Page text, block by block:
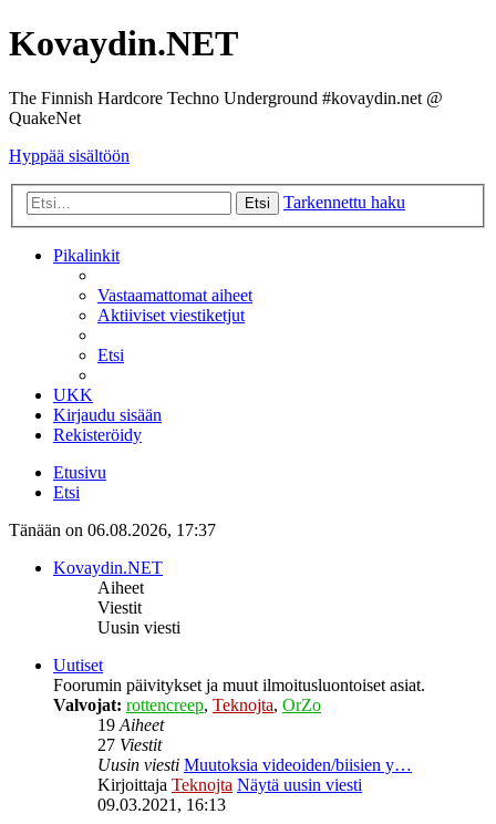
Kovaydin.NET
The Finnish Hardcore Techno Underground #kovaydin.net @
QuakeNet
Hyppää sisältöön
Etsi Tarkennettu haku
Pikalinkit
Vastaamattomat aiheet
Aktiiviset viestiketjut
Etsi
UKK
Kirjaudu sisään
Rekisteröidy
Etusivu
Etsi
Tänään on 06.08.2026, 17:37
Kovaydin.NET
Aiheet
Viestit
Uusin viesti
Uutiset
Foorumin päivitykset ja muut ilmoitusluontoiset asiat.
Valvojat: rottencreep, Teknojta, OrZo
19Aiheet
27 Viestit
Uusin viesti Muutoksia videoiden/biisien y…
Kirjoittaja Teknojta Näytä uusin viesti
09.03.2021, 16:13